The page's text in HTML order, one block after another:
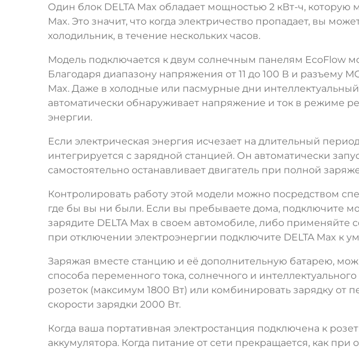
Один блок DELTA Max обладает мощностью 2 кВт-ч,
Max. Это значит, что когда электричество пропадает, вы
холодильник, в течение нескольких часов.
Модель подключается к двум солнечным панелям EcoFlow
Благодаря диапазону напряжения от 11 до 100 В и разъему
Max. Даже в холодные или пасмурные дни
автоматически обнаруживает напряжение и ток в режиме
энергии.
Если электрическая энергия исчезает на длительный
интегрируется с зарядной станцией. Он автоматически
самостоятельно останавливает двигатель при полной
Контролировать работу этой модели можно посредством
где бы вы ни были. Если вы пребываете дома, подключите
зарядите DELTA Max в своем автомобиле, либо применяйте
при отключении электроэнергии подключите DELTA Max к
Заряжая вместе станцию и её дополнительную батарею,
способа переменного тока, солнечного и
розеток (максимум 1800 Вт) или комбинировать зарядку от
скорости зарядки 2000 Вт.
Когда ваша портативная электростанция подключена к
аккумулятора. Когда питание от сети прекращается, как